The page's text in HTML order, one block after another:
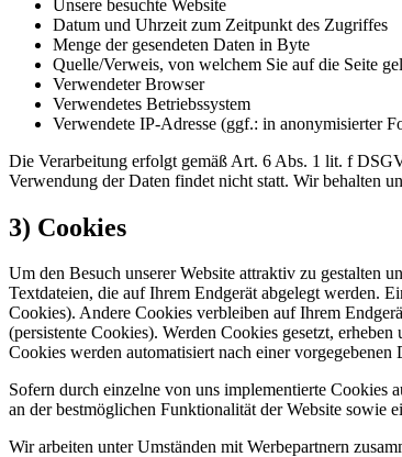
Unsere besuchte Website
Datum und Uhrzeit zum Zeitpunkt des Zugriffes
Menge der gesendeten Daten in Byte
Quelle/Verweis, von welchem Sie auf die Seite
Verwendeter Browser
Verwendetes Betriebssystem
Verwendete IP-Adresse (ggf.: in anonymisierter
Die Verarbeitung erfolgt gemäß Art. 6 Abs. 1 lit. f
Verwendung der Daten findet nicht statt. Wir behalten
3) Cookies
Um den Besuch unserer Website attraktiv zu gestalten
Textdateien, die auf Ihrem Endgerät abgelegt werden.
Cookies). Andere Cookies verbleiben auf Ihrem
(persistente Cookies). Werden Cookies gesetzt,
Cookies werden automatisiert nach einer
Sofern durch einzelne von uns implementierte Cookies
an der bestmöglichen Funktionalität der Website sowie
Wir arbeiten unter Umständen mit Werbepartnern